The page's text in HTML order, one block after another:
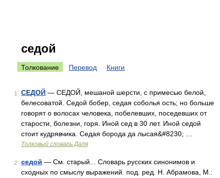
седой
Толкование Перевод Книги
1 СЕДОЙ — СЕДОЙ, мешаной шерсти, с примесью белой,
белесоватой. Седой бобер, седая соболья ость; но больше
говорят о волосах человека, побелевших, поседевших от
старости, болезни, горя. Иной сед в 30 лет. Иной седой
стоит кудрявчика. Седая борода да лысая&#8230; …
Толковый словарь Даля
2 седой — См. старый... Словарь русских синонимов и
сходных по смыслу выражений. под. ред. Н. Абрамова, М.: